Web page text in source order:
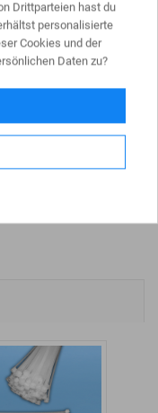
Polyethylen)
Drittparteien hast du
personalisierte
Cookies und der
Daten zu?